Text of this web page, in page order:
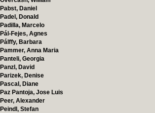
Pabst, Daniel
Padel, Donald
Padilla, Marcelo
Pál-Fejes, Agnes
Pálffy, Barbara
Pammer, Anna Maria
Panteli, Georgia
Panzl, David
Parizek, Denise
Pascal, Diane
Paz Pantoja, Jose Luis
Peer, Alexander
Peindl, Stefan